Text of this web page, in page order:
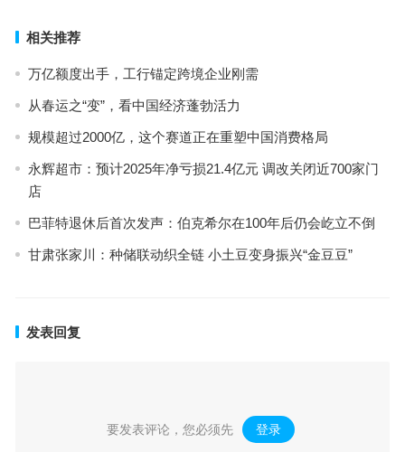
相关推荐
万亿额度出手，工行锚定跨境企业刚需
从春运之“变”，看中国经济蓬勃活力
规模超过2000亿，这个赛道正在重塑中国消费格局
永辉超市：预计2025年净亏损21.4亿元 调改关闭近700家门
店
巴菲特退休后首次发声：伯克希尔在100年后仍会屹立不倒
甘肃张家川：种储联动织全链 小土豆变身振兴“金豆豆”
发表回复
要发表评论，您必须先 登录 。